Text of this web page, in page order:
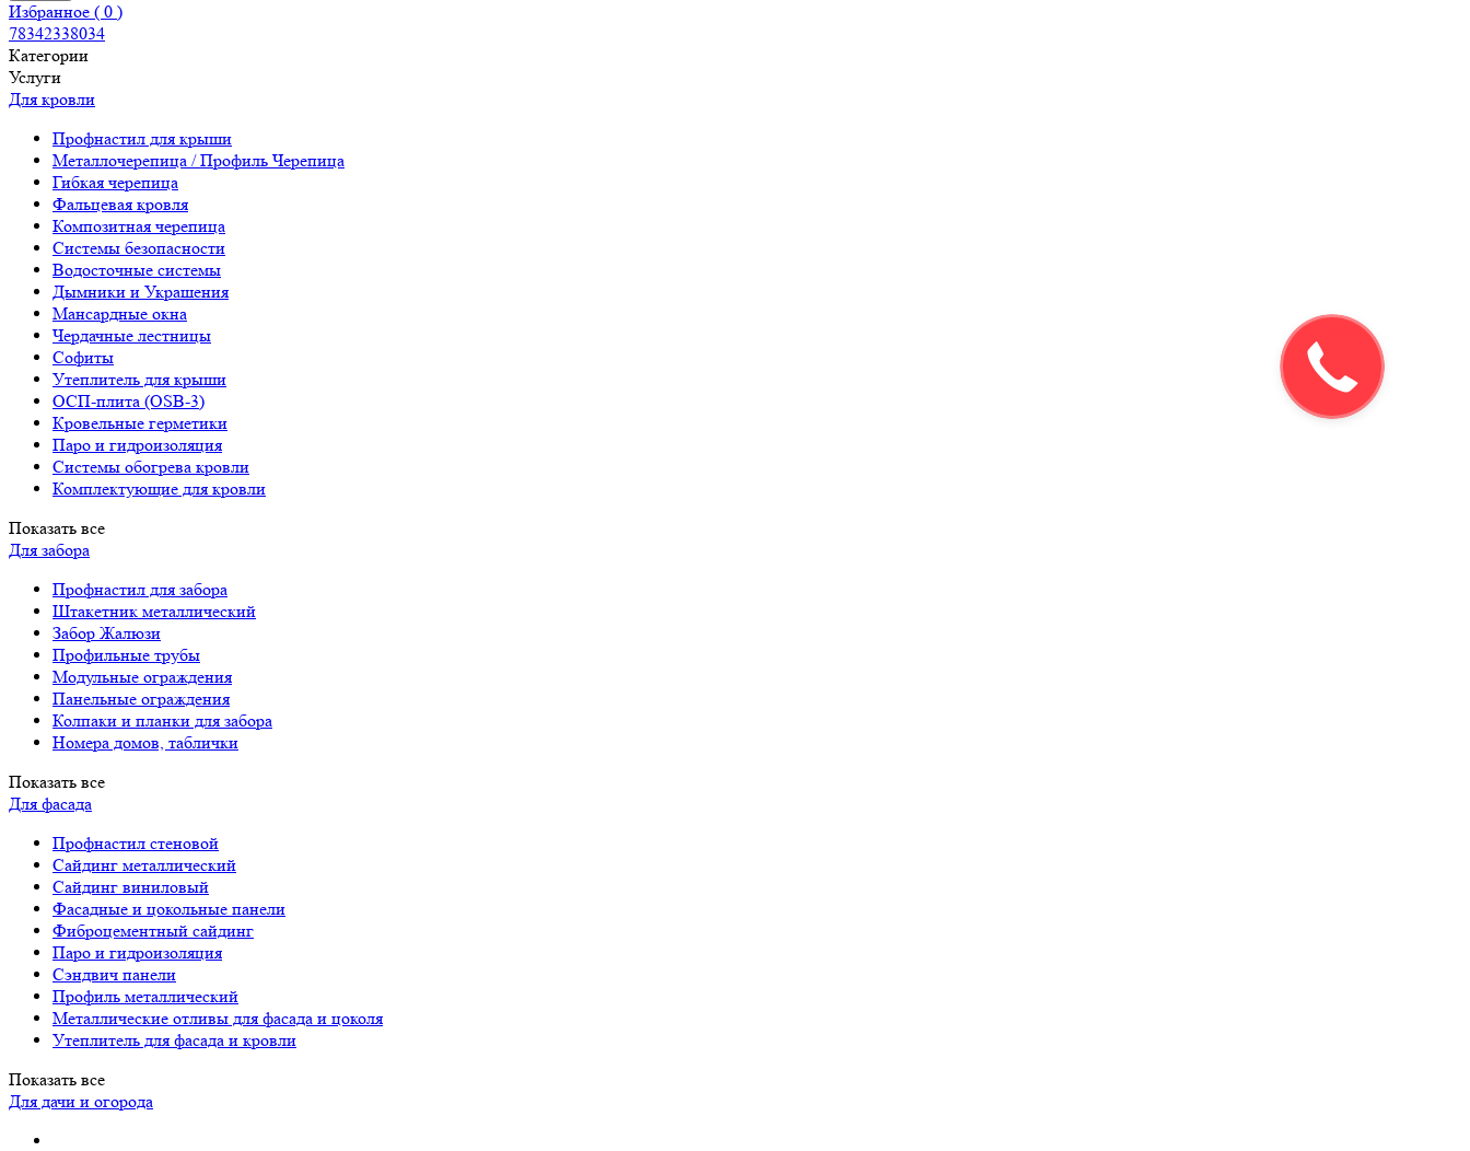
Избранное ( 0 )
78342338034
Категории
Услуги
Для кровли
Профнастил для крыши
Металлочерепица / Профиль Черепица
Гибкая черепица
Фальцевая кровля
Композитная черепица
Системы безопасности
Водосточные системы
Дымники и Украшения
Мансардные окна
Чердачные лестницы
Софиты
Утеплитель для крыши
ОСП-плита (OSB-3)
Кровельные герметики
Паро и гидроизоляция
Системы обогрева кровли
Комплектующие для кровли
Показать все
Для забора
Профнастил для забора
Штакетник металлический
Забор Жалюзи
Профильные трубы
Модульные ограждения
Панельные ограждения
Колпаки и планки для забора
Номера домов, таблички
Показать все
Для фасада
Профнастил стеновой
Сайдинг металлический
Сайдинг виниловый
Фасадные и цокольные панели
Фиброцементный сайдинг
Паро и гидроизоляция
Сэндвич панели
Профиль металлический
Металлические отливы для фасада и цоколя
Утеплитель для фасада и кровли
Показать все
Для дачи и огорода
Заказать
звонок!